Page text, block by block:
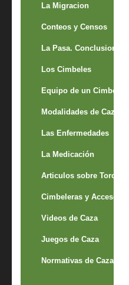
La Migracion
Conteos y Censos
La Pasa. Conclusion
Los Cimbeles
Equipo de un Cimbelero
Modalidades de Caza
Las Enfermedades
La Medicación
Articulos sobre Torcaces
Cimbeleras y Accesorios
Videos de Caza
Juegos de Caza
Normativas de Caza